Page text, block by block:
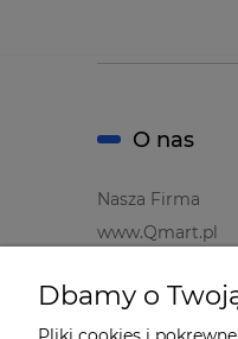
O nas
Nasza Firma
www.Qmart.pl
Dbamy o